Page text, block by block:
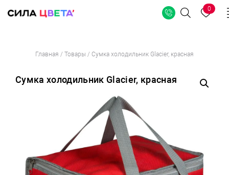
содержимому
Поиск
0
Главная / Товары / Сумка холодильник Glacier, красная
Сумка холодильник Glacier, красная